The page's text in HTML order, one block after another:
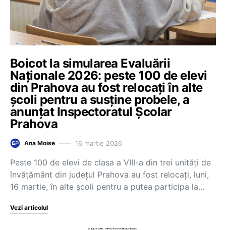
Boicot la simularea Evaluării
Naționale 2026: peste 100 de elevi
din Prahova au fost relocați în alte
școli pentru a susține probele, a
anunțat Inspectoratul Şcolar
Prahova
Ana Moise 16 martie 2026
Peste 100 de elevi de clasa a VIII-a din trei unităţi de
învăţământ din judeţul Prahova au fost relocaţi, luni,
16 martie, în alte şcoli pentru a putea participa la…
Vezi articolul